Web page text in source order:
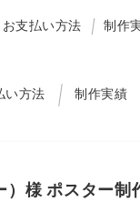
い方法 制作実績
お支払い方法 制作
）様 ポスター制